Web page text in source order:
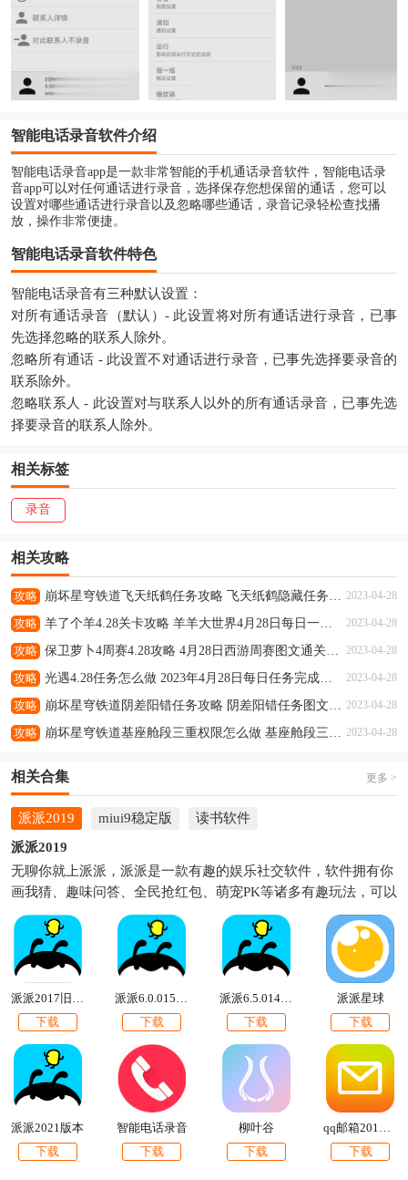
智能电话录音软件介绍
智能电话录音app是一款非常智能的手机通话录音软件，智能电话录
音app可以对任何通话进行录音，选择保存您想保留的通话，您可以
设置对哪些通话进行录音以及忽略哪些通话，录音记录轻松查找播
放，操作非常便捷。
智能电话录音软件特色
智能电话录音有三种默认设置：
对所有通话录音（默认）- 此设置将对所有通话进行录音，已事
先选择忽略的联系人除外。
忽略所有通话 - 此设置不对通话进行录音，已事先选择要录音的
联系除外。
忽略联系人 - 此设置对与联系人以外的所有通话录音，已事先选
择要录音的联系人除外。
相关标签
录音
相关攻略
攻略 2023-04-28
攻略 2023-04-28
攻略 2023-04-28
攻略 2023-04-28
攻略 2023-04-28
攻略 2023-04-28
相关合集 更多 >
派派2019 miui9稳定版
读书软件
派派2019
无聊你就上派派，派派是一款有趣的娱乐社交软件，软件拥有你
画我猜、趣味问答、全民抢红包、萌宠PK等诸多有趣玩法，可以
让用户更有趣社交，并且软件获取红包还可以直接提现。
下载
下载
派派6.5.014旧版本
下载
派派星球
下载
派派2021版本
下载
智能电话录音
下载
柳叶谷
下载
下载